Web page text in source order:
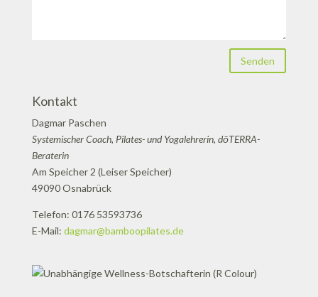
Senden
Kontakt
Dagmar Paschen
Systemischer Coach, Pilates- und Yogalehrerin, dōTERRA-
Beraterin
Am Speicher 2 (Leiser Speicher)
49090 Osnabrück
Telefon: 0176 53593736
E-Mail: dagmar@bamboopilates.de